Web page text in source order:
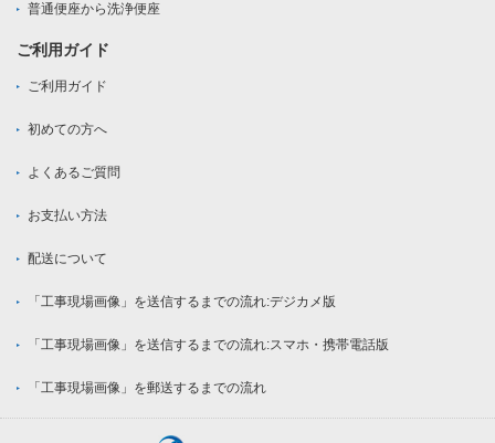
普通便座から洗浄便座
ご利用ガイド
ご利用ガイド
初めての方へ
よくあるご質問
お支払い方法
配送について
「工事現場画像」を送信するまでの流れ:デジカメ版
「工事現場画像」を送信するまでの流れ:スマホ・携帯電話版
「工事現場画像」を郵送するまでの流れ